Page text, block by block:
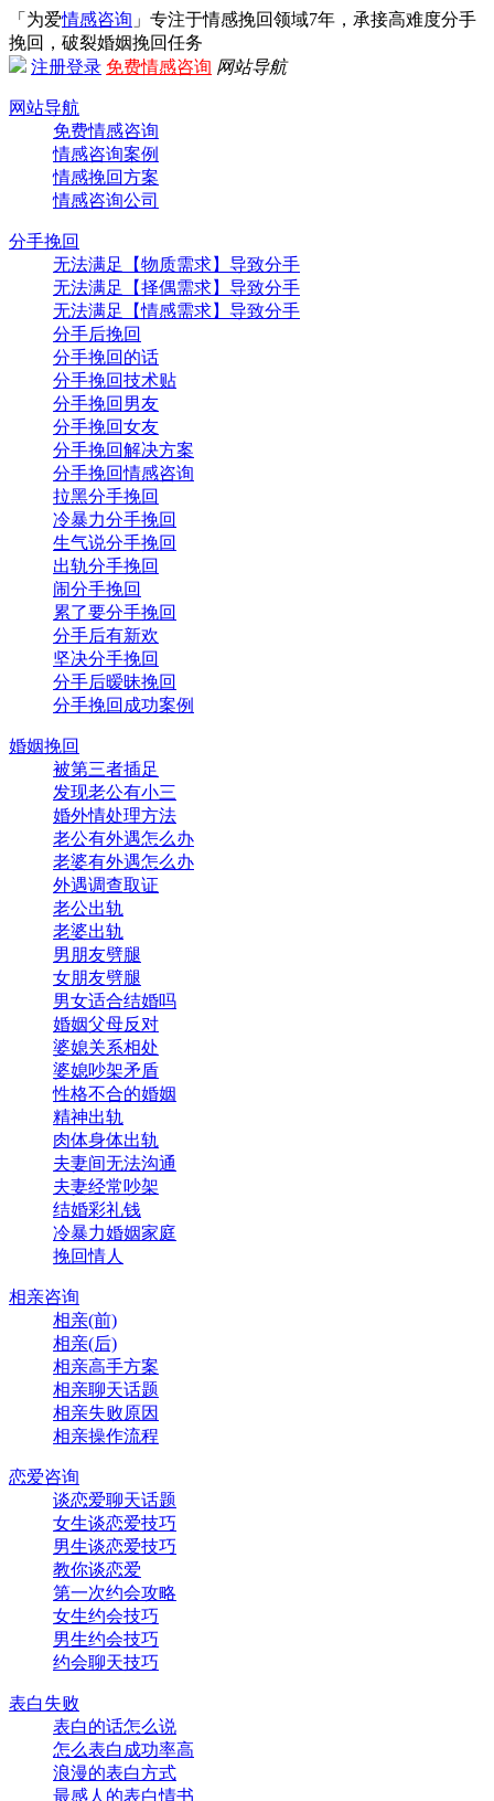
「为爱情感咨询 」专注于情感挽回领域7年，承接高难度分手
挽回，破裂婚姻挽回任务
注册登录 免费情感咨询 网站导航
网站导航
免费情感咨询
情感咨询案例
情感挽回方案
情感咨询公司
分手挽回
无法满足【物质需求】导致分手
无法满足【择偶需求】导致分手
无法满足【情感需求】导致分手
分手后挽回
分手挽回的话
分手挽回技术贴
分手挽回男友
分手挽回女友
分手挽回解决方案
分手挽回情感咨询
拉黑分手挽回
冷暴力分手挽回
生气说分手挽回
出轨分手挽回
闹分手挽回
累了要分手挽回
分手后有新欢
坚决分手挽回
分手后暧昧挽回
分手挽回成功案例
婚姻挽回
被第三者插足
发现老公有小三
婚外情处理方法
老公有外遇怎么办
老婆有外遇怎么办
外遇调查取证
老公出轨
老婆出轨
男朋友劈腿
女朋友劈腿
男女适合结婚吗
婚姻父母反对
婆媳关系相处
婆媳吵架矛盾
性格不合的婚姻
精神出轨
肉体身体出轨
夫妻间无法沟通
夫妻经常吵架
结婚彩礼钱
冷暴力婚姻家庭
挽回情人
相亲咨询
相亲(前)
相亲(后)
相亲高手方案
相亲聊天话题
相亲失败原因
相亲操作流程
恋爱咨询
谈恋爱聊天话题
女生谈恋爱技巧
男生谈恋爱技巧
教你谈恋爱
第一次约会攻略
女生约会技巧
男生约会技巧
约会聊天技巧
表白失败
表白的话怎么说
怎么表白成功率高
浪漫的表白方式
最感人的表白情书